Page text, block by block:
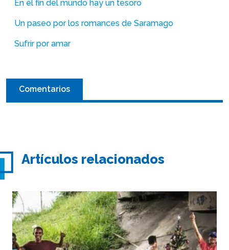
En el fin del mundo hay un tesoro
Un paseo por los romances de Saramago
Sufrir por amar
Comentarios
Artículos relacionados